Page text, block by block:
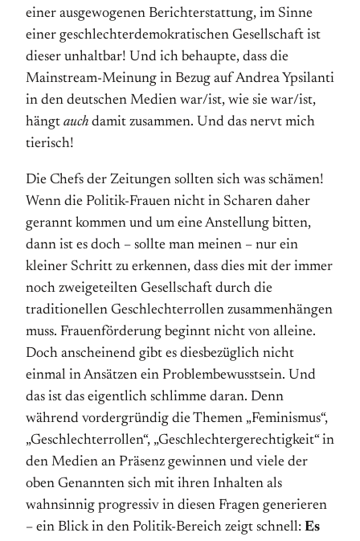
einer ausgewogenen Berichterstattung, im Sinne
einer geschlechterdemokratischen Gesellschaft ist
dieser unhaltbar! Und ich behaupte, dass die
Mainstream-Meinung in Bezug auf Andrea Ypsilanti
in den deutschen Medien war/ist, wie sie war/ist,
hängt auch damit zusammen. Und das nervt mich
tierisch!
Die Chefs der Zeitungen sollten sich was schämen!
Wenn die Politik-Frauen nicht in Scharen daher
gerannt kommen und um eine Anstellung bitten,
dann ist es doch – sollte man meinen – nur ein
kleiner Schritt zu erkennen, dass dies mit der immer
noch zweigeteilten Gesellschaft durch die
traditionellen Geschlechterrollen zusammenhängen
muss. Frauenförderung beginnt nicht von alleine.
Doch anscheinend gibt es diesbezüglich nicht
einmal in Ansätzen ein Problembewusstsein. Und
das ist das eigentlich schlimme daran. Denn
während vordergründig die Themen „Feminismus“,
„Geschlechterrollen“, „Geschlechtergerechtigkeit“ in
den Medien an Präsenz gewinnen und viele der
oben Genannten sich mit ihren Inhalten als
wahnsinnig progressiv in diesen Fragen generieren
– ein Blick in den Politik-Bereich zeigt schnell: Es